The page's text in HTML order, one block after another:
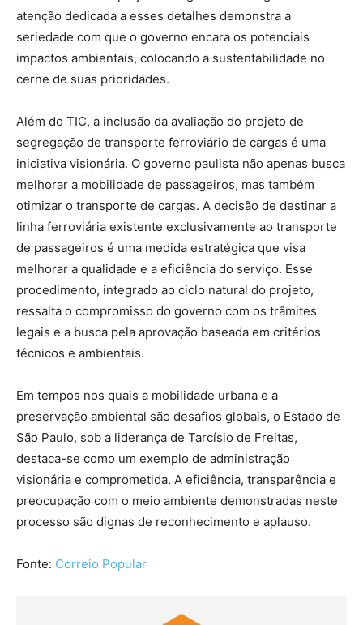
atenção dedicada a esses detalhes demonstra a
seriedade com que o governo encara os potenciais
impactos ambientais, colocando a sustentabilidade no
cerne de suas prioridades.
Além do TIC, a inclusão da avaliação do projeto de
segregação de transporte ferroviário de cargas é uma
iniciativa visionária. O governo paulista não apenas busca
melhorar a mobilidade de passageiros, mas também
otimizar o transporte de cargas. A decisão de destinar a
linha ferroviária existente exclusivamente ao transporte
de passageiros é uma medida estratégica que visa
melhorar a qualidade e a eficiência do serviço. Esse
procedimento, integrado ao ciclo natural do projeto,
ressalta o compromisso do governo com os trâmites
legais e a busca pela aprovação baseada em critérios
técnicos e ambientais.
Em tempos nos quais a mobilidade urbana e a
preservação ambiental são desafios globais, o Estado de
São Paulo, sob a liderança de Tarcísio de Freitas,
destaca-se como um exemplo de administração
visionária e comprometida. A eficiência, transparência e
preocupação com o meio ambiente demonstradas neste
processo são dignas de reconhecimento e aplauso.
Fonte: Correio Popular